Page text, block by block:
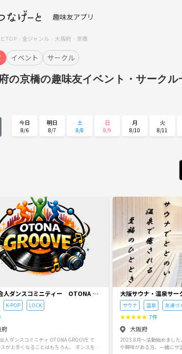
趣味友アプリ
TOP 全ジャンル 大阪府 京橋
イベント サークル
の京橋の趣味友イベント・サークル
今日
8/6
明日
8/7
土
8/8
日
8/9
月
8/10
火
8/11
人ダンスコミニティー OTONA GR
K-POP LOCK
府
ダンスコミニティ OTONA GROOVE で
大阪サウナ・温泉サ
い)
サウナ 温泉 友達づ
★★★★★ 7件
大阪府
2023.8月～活動始めまし
や興味がある方、一緒にサ活